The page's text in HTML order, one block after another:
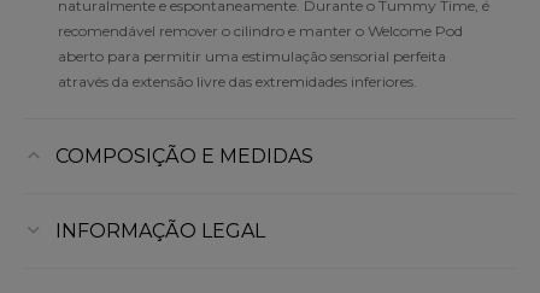
naturalmente e espontaneamente. Durante o Tummy Time, é
recomendável remover o cilindro e manter o Welcome Pod
aberto para permitir uma estimulação sensorial perfeita
através da extensão livre das extremidades inferiores.
COMPOSIÇÃO E MEDIDAS
INFORMAÇÃO LEGAL